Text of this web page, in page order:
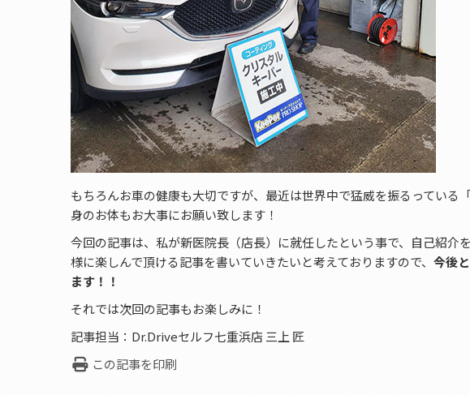
もちろんお車の健康も大切ですが、最近は世界中で猛威を振るってい
身のお体もお大事にお願い致します！
今回の記事は、私が新医院長（店長）に就任したという事で、自己紹介
様に楽しんで頂ける記事を書いていきたいと考えておりますので、 今後
ます！！
それでは次回の記事もお楽しみに！
記事担当：Dr.Driveセルフ七重浜店 三上 匠
この記事を印刷